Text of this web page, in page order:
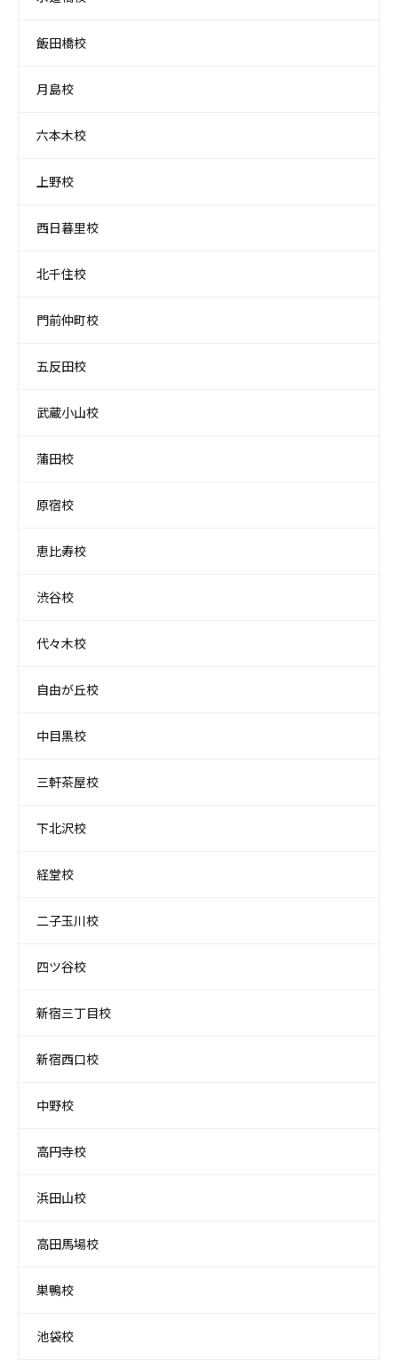
飯田橋校
月島校
六本木校
上野校
西日暮里校
北千住校
門前仲町校
五反田校
武蔵小山校
蒲田校
原宿校
恵比寿校
渋谷校
代々木校
自由が丘校
中目黒校
三軒茶屋校
下北沢校
経堂校
二子玉川校
四ツ谷校
新宿三丁目校
新宿西口校
中野校
高円寺校
浜田山校
高田馬場校
巣鴨校
池袋校